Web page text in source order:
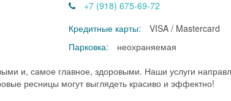
+7 (918) 675-69-72
Кредитные карты:
VISA / Mastercard
Парковка:
неохраняемая
и, самое главное, здоровыми. Наши услуги
ресницы могут выглядеть красиво и эффектно!